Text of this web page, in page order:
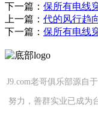
下一篇： 保所有电线
上一篇： 代的风行趋
下一篇： 保所有电线
J9.com老哥俱乐部源自
努力，善群实业已成为